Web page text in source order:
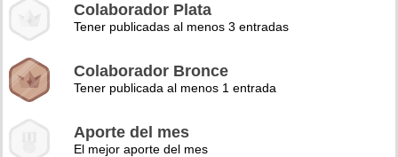
Colaborador Plata
Tener publicadas al menos 3 entradas
Colaborador Bronce
Tener publicada al menos 1 entrada
Aporte del mes
El mejor aporte del mes